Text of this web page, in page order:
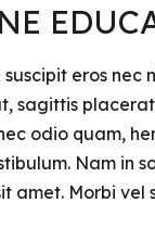
eros
sagittis
odio quam,
Nam in
Morbi